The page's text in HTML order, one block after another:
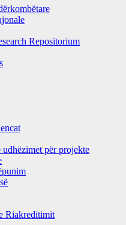
Repositorium
udhëzimet për projekte
Riakreditimit